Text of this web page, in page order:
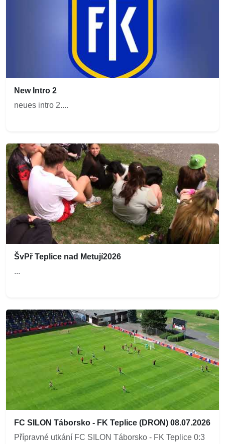
New Intro 2
neues intro 2....
ŠvPř Teplice nad Metují2026
...
FC SILON Táborsko - FK Teplice (DRON) 08.07.2026
Přípravné utkání FC SILON Táborsko - FK Teplice 0:3